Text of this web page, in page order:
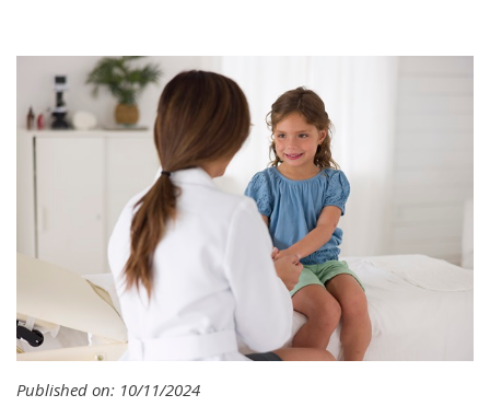
Published on: 10/11/2024